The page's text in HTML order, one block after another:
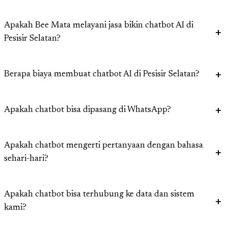
Apakah Bee Mata melayani jasa bikin chatbot AI di
Pesisir Selatan?
Berapa biaya membuat chatbot AI di Pesisir Selatan?
Apakah chatbot bisa dipasang di WhatsApp?
Apakah chatbot mengerti pertanyaan dengan bahasa
sehari-hari?
Apakah chatbot bisa terhubung ke data dan sistem
kami?